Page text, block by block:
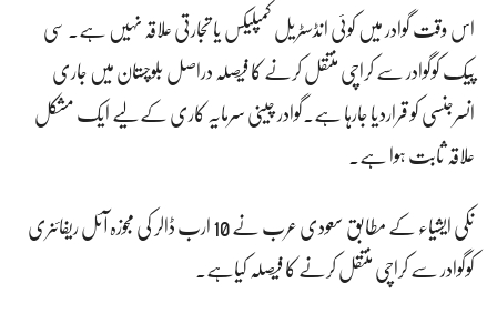
اس وقت گوادر میں کوئی انڈسٹریل کمپلیکس یا تجارتی علاقہ نہیں ہے۔ سی
پیک کوگوادر سے کراچی منتقل کرنے کا فیصلہ دراصل بلوچستان میں جاری
انسرجنسی کو قراردیا جارہا ہے۔گوادر چینی سرمایہ کاری کے لیے ایک مشکل
علاقہ ثابت ہوا ہے۔
نکی ایشیاء کے مطابق سعودی عرب نے 10 ارب ڈالر کی مجوزہ آئل ریفائنری
کوگوادر سے کراچی منتقل کرنے کا فیصلہ کیاہے۔